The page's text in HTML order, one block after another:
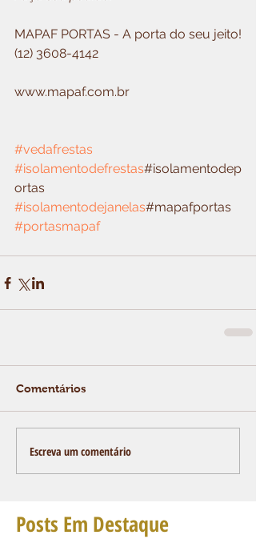
MAPAF PORTAS - A porta do seu jeito!
(12) 3608-4142
www.mapaf.com.br
#vedafrestas
#isolamentodefrestas#isolamentodep
ortas
#isolamentodejanelas#mapafportas
#portasmapaf
Comentários
Escreva um comentário
Posts Em Destaque